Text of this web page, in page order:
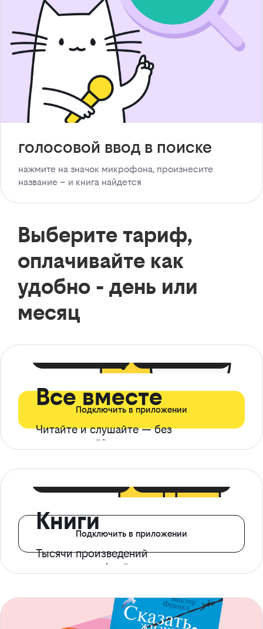
голосовой ввод в поиске
нажмите на значок микрофона, произнесите
название – и книга найдется
Выберите тариф,
оплачивайте как
удобно - день или
месяц
Все вместе
Читайте и слушайте — без
ограничений*
Подключить в приложении
Книги
Тысячи произведений
с доступом офлайн
Подключить в приложении